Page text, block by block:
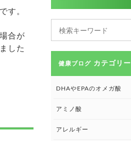
す。
合が
した
健康ブログ カテゴリー
DHAやEPAのオメガ酸
アミノ酸
アレルギー